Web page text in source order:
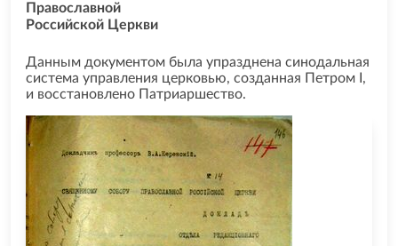
Православной
Российской Церкви
Данным документом была упразднена синодальная
система управления церковью, созданная Петром I,
и восстановлено Патриаршество.